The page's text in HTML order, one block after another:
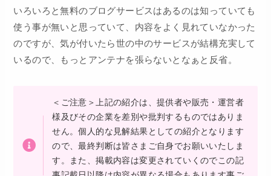
いろいろと無料のブログサービスはあるのは知っていても
使う事が無いと思っていて、内容をよく見れていなかった
のですが、気が付いたら世の中のサービスが結構充実して
いるので、もっとアンテナを張らないとなぁと反省。
＜ご注意＞上記の紹介は、提供者や販売・運営者
様及びその企業を差別や批判するものではありま
せん。個人的な見解結果としての紹介となります
ので、最終判断は皆さまご自身でお願いいたしま
す。また、掲載内容は変更されていくのでこの記